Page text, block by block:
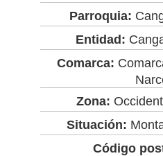
Parroquia:
Entidad:
Comarca:
Zona:
Situación:
Código